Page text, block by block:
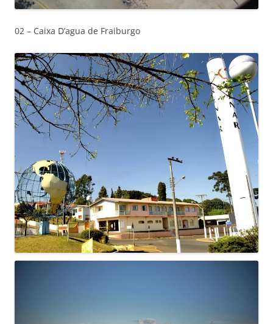
02 – Caixa D’agua de Fraiburgo